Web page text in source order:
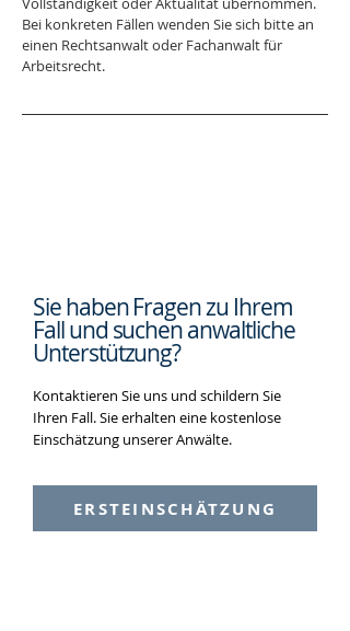
Bei konkreten Fällen wenden Sie sich bitte an
einen Rechtsanwalt oder Fachanwalt für
Arbeitsrecht.
Sie haben Fragen zu Ihrem
Fall und suchenanwaltliche
Unterstützung?
Kontaktieren Sie uns und schildern Sie
Ihren Fall. Sie erhalten eine kostenlose
Einschätzung unserer Anwälte.
ERSTEINSCHÄTZUNG